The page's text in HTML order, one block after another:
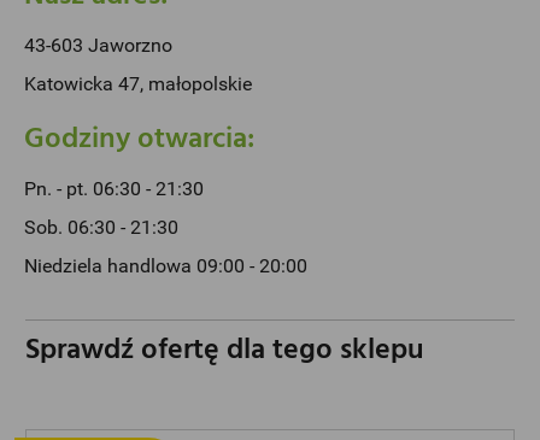
43-603 Jaworzno
Katowicka 47, małopolskie
Godziny otwarcia:
Pn. - pt. 06:30 - 21:30
Sob. 06:30 - 21:30
Niedziela handlowa 09:00 - 20:00
Sprawdź ofertę dla tego sklepu